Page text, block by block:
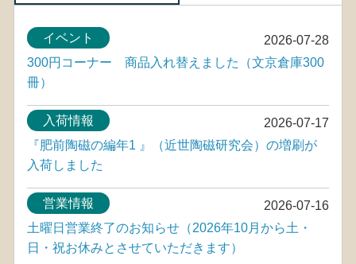
2026-07-28
イベント
300円コーナー 商品入れ替えました（文京倉庫300
冊）
2026-07-17
入荷情報
『肥前陶磁の編年1 』（近世陶磁研究会）の増刷が
入荷しました
2026-07-16
営業情報
土曜日営業終了のお知らせ（2026年10月から土・
日・祝お休みとさせていただきます）